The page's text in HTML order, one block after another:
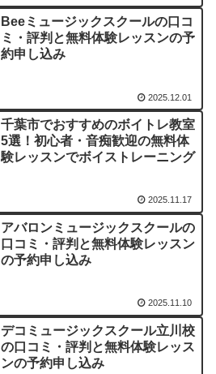
Beeミュージックスクールの口コ
ミ・評判と無料体験レッスンの予
約申し込み
2025.12.01
千葉市でおすすめのボイトレ教室
5選！初心者・音痴歓迎の無料体
験レッスンでボイストレーニング
2025.11.17
アバロンミュージックスクールの
口コミ・評判と無料体験レッスン
の予約申し込み
2025.11.10
デコミュージックスクール立川校
の口コミ・評判と無料体験レッス
ンの予約申し込み